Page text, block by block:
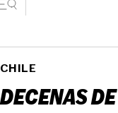
CHILE
DECENAS